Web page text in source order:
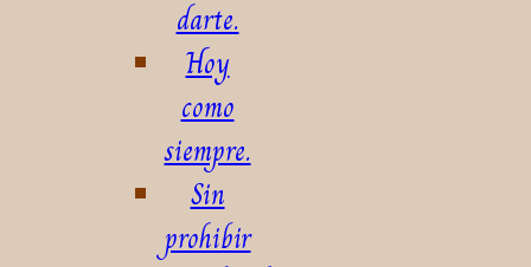
darte.
Hoy
como
siempre.
Sin
prohibir